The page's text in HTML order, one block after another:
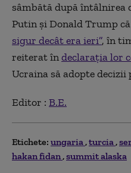
sâmbătă după
Putin şi Donald Trump că
sigur decât era ieri”, în
reiterat îndeclaraţia lor
Ucraina să adopte
Editor : B.E.
Etichete: ungaria turcia
hakan fidan summit alaska